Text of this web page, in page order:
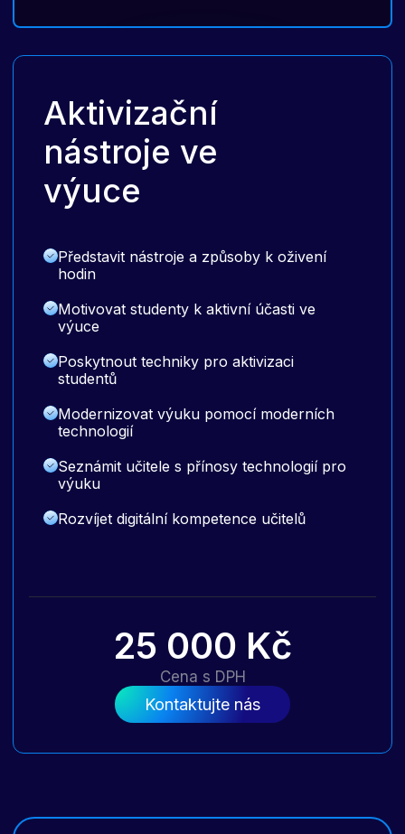
Aktivizační
nástroje ve
výuce
Představit nástroje a způsoby k oživení
hodin
Motivovat studenty k aktivní účasti ve
výuce
Poskytnout techniky pro aktivizaci
studentů
Modernizovat výuku pomocí moderních
technologií
Seznámit učitele s přínosy technologií pro
výuku
Rozvíjet digitální kompetence učitelů
25 000 Kč
Cena s DPH
Kontaktujte nás